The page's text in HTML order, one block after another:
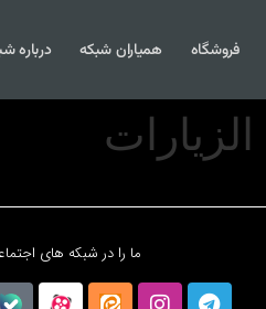
فروشگاه همیاران شبکه درباره
ما را در شبکه های